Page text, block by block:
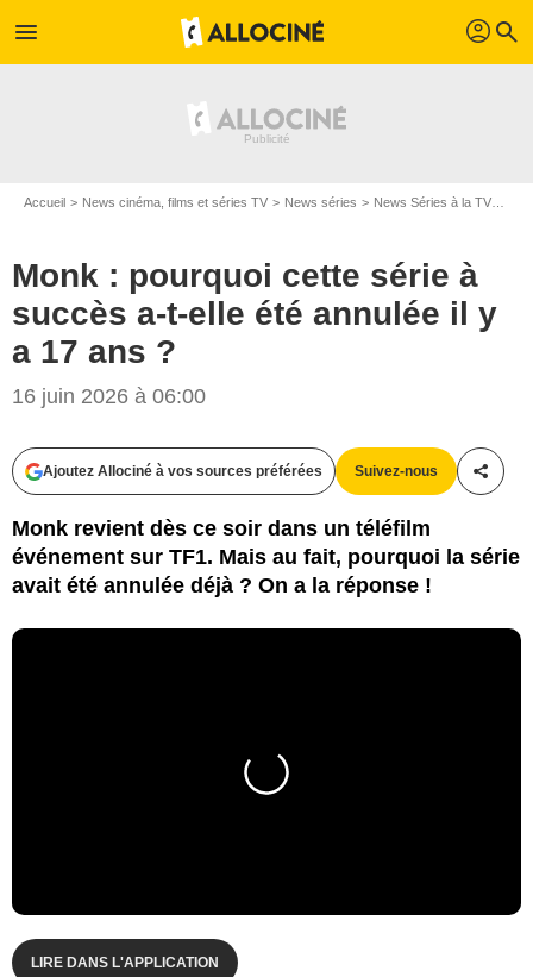
menu profil search
Accueil News cinéma, films et séries TV News séries News Séries à la TV
Monk : pourquoi cette série à
succès a-t-elle été annulée il y
a 17 ans ?
16 juin 2026 à 06:00
Ajoutez Allociné à vos sources préférées Suivez-nous
Monk revient dès ce soir dans un téléfilm
événement sur TF1. Mais au fait, pourquoi la série
avait été annulée déjà ? On a la réponse !
LIRE DANS L'APPLICATION